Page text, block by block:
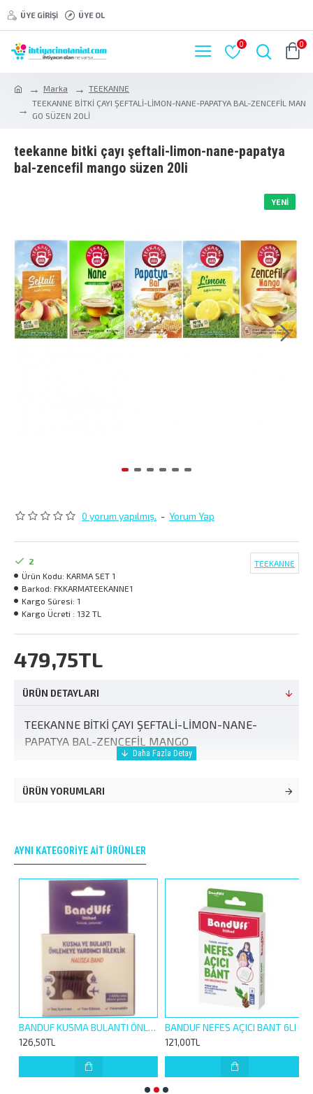
ÜYE GIRIŞI ÜYE OL
0 0
Marka
TEEKANNE
TEEKANNE BİTKİ ÇAYI ŞEFTALİ-LİMON-NANE-PAPATYA BAL-ZENCEFİL MAN
GO SÜZEN 20Lİ
teekanne bi̇tki̇ çayi şeftali̇-li̇mon-nane-papatya
bal-zencefi̇l mango süzen 20li̇
YENI
0 yorum yapılmış. - Yorum Yap
479,75TL
2
Ürün Kodu: KARMA SET 1
Barkod: FKKARMATEEKANNE1
Kargo Süresi: 1
Kargo Ücreti : 132 TL
TEEKANNE
ÜRÜN DETAYLARI
TEEKANNE BİTKİ ÇAYI ŞEFTALİ-LİMON-NANE-
PAPATYA BAL-ZENCEFİL MANGO
ÜRÜN YORUMLARI
AYNI KATEGORIYE AIT ÜRÜNLER
BANDUF KUSMA BULANTI ÖNLEYİCİ BİLEKLİK 1 ÇİFT
126,50TL
BANDUF NEFES AÇICI BANT 6LI
121,00TL